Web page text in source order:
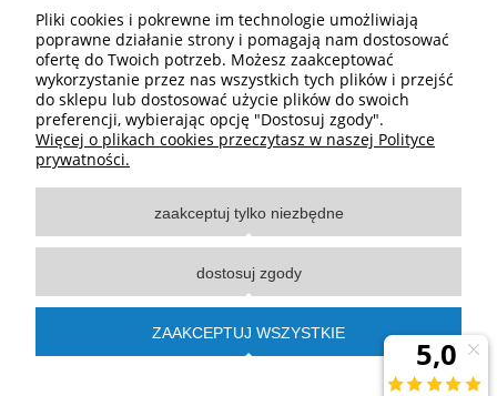
« 1 2 3 4 5 ... 23
Pomoc
Płatności i dostawa
Informacje
Pliki cookies i pokrewne im technologie umożliwiają
poprawne działanie strony i pomagają nam dostosować
ofertę do Twoich potrzeb. Możesz zaakceptować
wykorzystanie przez nas wszystkich tych plików i przejść
do sklepu lub dostosować użycie plików do swoich
preferencji, wybierając opcję "Dostosuj zgody".
Więcej o plikach cookies przeczytasz w naszej Polityce
prywatności.
zaakceptuj tylko niezbędne
dostosuj zgody
ZAAKCEPTUJ WSZYSTKIE